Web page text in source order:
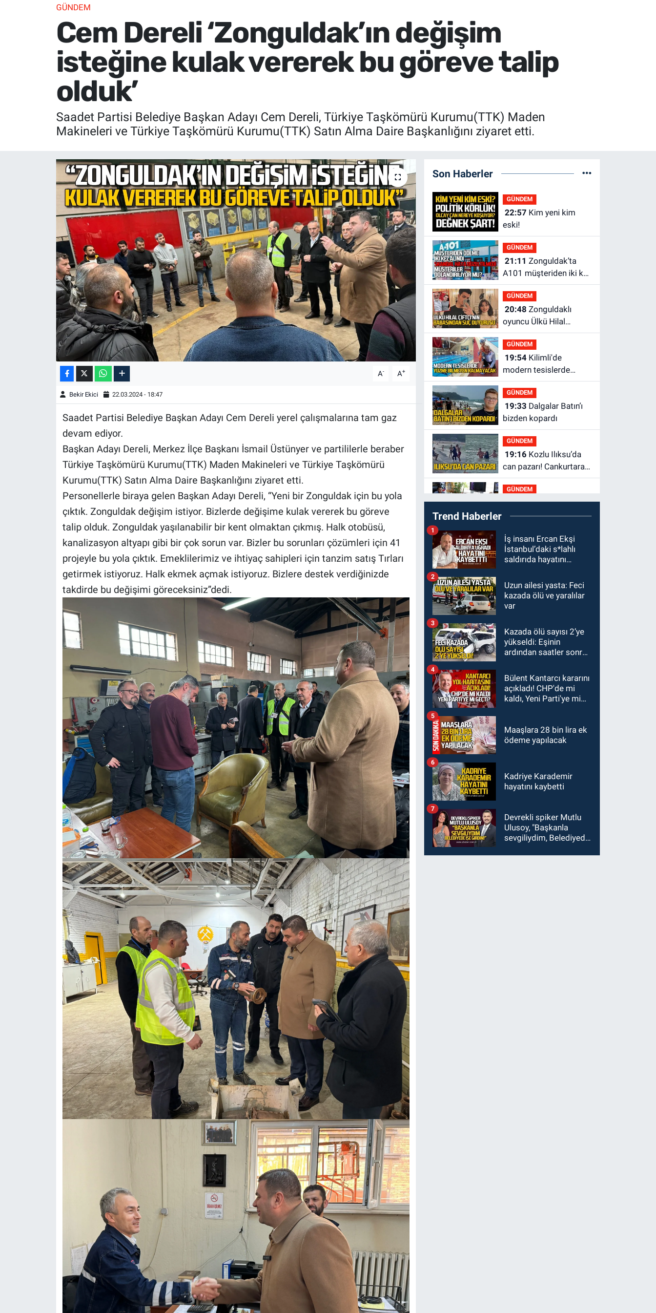
GÜNDEM
Cem Dereli ‘Zonguldak’ın değişim
isteğine kulak vererek bu göreve talip
olduk’
Saadet Partisi Belediye Başkan Adayı Cem Dereli, Türkiye Taşkömürü Kurumu(TTK) Maden
Makineleri ve Türkiye Taşkömürü Kurumu(TTK) Satın Alma Daire Başkanlığını ziyaret etti.
A- A+
Bekir Ekici 22.03.2024 - 18:47
Saadet Partisi Belediye Başkan Adayı Cem Dereli yerel çalışmalarına tam gaz
devam ediyor.
Başkan Adayı Dereli, Merkez İlçe Başkanı İsmail Üstünyer ve partililerle beraber
Türkiye Taşkömürü Kurumu(TTK) Maden Makineleri ve Türkiye Taşkömürü
Kurumu(TTK) Satın Alma Daire Başkanlığını ziyaret etti.
Personellerle biraya gelen Başkan Adayı Dereli, “Yeni bir Zonguldak için bu yola
çıktık. Zonguldak değişim istiyor. Bizlerde değişime kulak vererek bu göreve
talip olduk. Zonguldak yaşılanabilir bir kent olmaktan çıkmış. Halk otobüsü,
kanalizasyon altyapı gibi bir çok sorun var. Bizler bu sorunları çözümleri için 41
projeyle bu yola çıktık. Emeklilerimiz ve ihtiyaç sahipleri için tanzim satış Tırları
getirmek istiyoruz. Halk ekmek açmak istiyoruz. Bizlere destek verdiğinizde
takdirde bu değişimi göreceksiniz”dedi.
Son Haberler
GÜNDEM
22:57
eski!
GÜNDEM
21:11
A101 müşteriden iki kez
tahsilat yaptı geri
ödemiyor!
GÜNDEM
20:48
oyuncu Ülkü Hilal
Çiftçi'nin babasından
suç duyurusu
GÜNDEM
19:54Kilimli'de
modern tesislerde
yüzme bilmeyen genç
kalmayacak
GÜNDEM
19:33
bizden kopardı
GÜNDEM
19:16Kozlu Ilıksu’da
can pazarı! Cankurtaran
saniyelerle yarıştı
GÜNDEM
19:01Çaycumalılar
Derneği Başkanı Savaş
Hakan Yeşil ile ne
görüştü?
SPOR
17:45Kozlu
Belediyespor, Tezcan
kattı
Zonguldak
17:39Şampiyondan
GMİS'e teşekkür ziyareti
Zonguldak
13:39Abdulkadir
Özdemir görevinden
Trend Haberler
İş insanı Ercan Ekşi
İstanbul’daki s*lahlı
saldırıda hayatını
1
Uzun ailesi yasta: Feci
kazada ölü ve yaralılar
var
2
Kazada ölü sayısı 2’ye
yükseldi: Eşinin
ardından saatler sonra
kaybetti
3
Bülent Kantarcı kararını
açıkladı! CHP'de mi
kaldı, Yeni Parti'ye mi
4
Maaşlara 28 bin lira ek
ödeme yapılacak
5
Kadriye Karademir
hayatını kaybetti
6
Devrekli spiker Mutlu
Ulusoy, "Başkanla
sevgiliydim, Belediyede
7